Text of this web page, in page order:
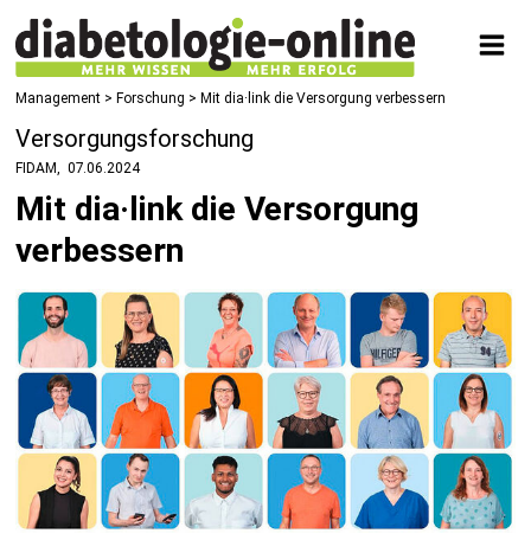
Management >Forschung > Mit dia·link die Versorgung verbessern
Versorgungsforschung
FIDAM 07.06.2024
Mit dia·link die Versorgung
verbessern